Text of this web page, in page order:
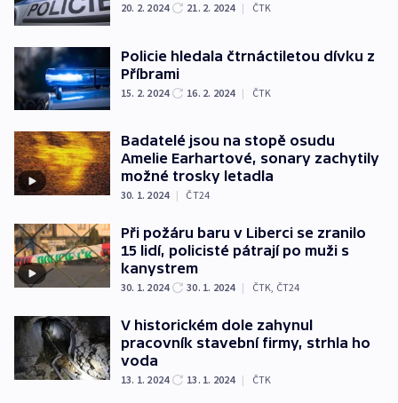
20. 2. 2024 21. 2. 2024 | ČTK
Policie hledala čtrnáctiletou dívku z
Příbrami
15. 2. 2024 16. 2. 2024 | ČTK
Badatelé jsou na stopě osudu
Amelie Earhartové, sonary zachytily
možné trosky letadla
30. 1. 2024 | ČT24
Při požáru baru v Liberci se zranilo
15 lidí, policisté pátrají po muži s
kanystrem
30. 1. 2024 30. 1. 2024 | ČTK, ČT24
V historickém dole zahynul
pracovník stavební firmy, strhla ho
voda
13. 1. 2024 13. 1. 2024 | ČTK